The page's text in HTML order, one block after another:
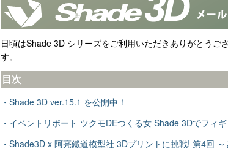
日頃はShade 3D シリーズをご利用いただきありがとう
す。
目次
・Shade 3D ver.15.1 を公開中！
・イベントリポート ツクモDEつくる女 Shade 3Dでフィ
・Shade3D x 阿亮鐡道模型社 3Dプリントに挑戦! 第4回